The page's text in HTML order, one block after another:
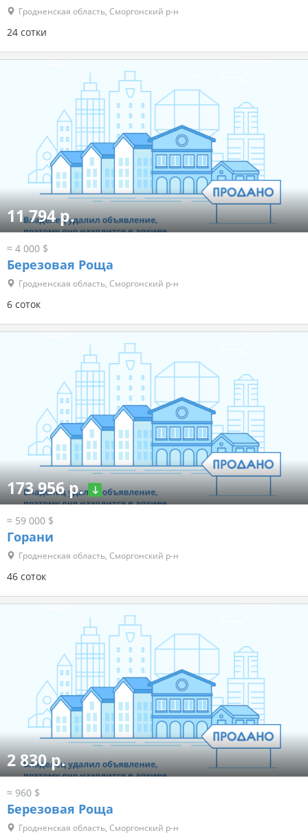
Гродненская область, Сморгонский р-н
24 сотки
11 794 р.
≈ 4 000 $
Березовая Роща
Гродненская область, Сморгонский р-н
6 соток
173 956 р.
≈ 59 000 $
Горани
Гродненская область, Сморгонский р-н
46 соток
2 830 р.
≈ 960 $
Березовая Роща
Гродненская область, Сморгонский р-н